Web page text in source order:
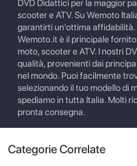
DVD Didattici per la maggior
scooter e ATV. Su Wemoto
garantirti un'ottima affidabilità.
Wemoto.it è il principale
moto, scooter e ATV. I nostri
qualità, provenienti dai
nel mondo. Puoi facilmente
selezionando il tuo modello di
spediamo in tutta Italia. Molti
pronta consegna.
Categorie Correlate